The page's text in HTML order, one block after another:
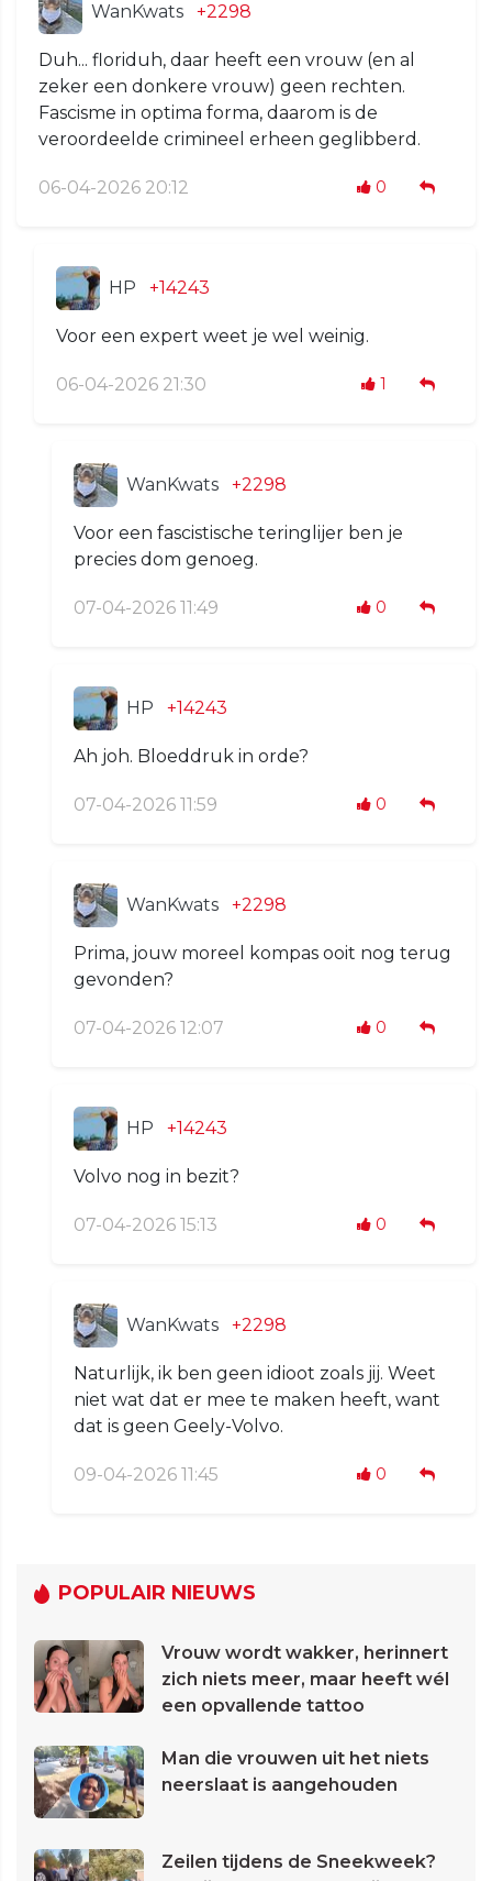
WanKwats +2298
Duh... floriduh, daar heeft een vrouw (en al
zeker een donkere vrouw) geen rechten.
Fascisme in optima forma, daarom is de
veroordeelde crimineel erheen geglibberd.
06-04-2026 20:12 0
HP +14243
Voor een expert weet je wel weinig.
06-04-2026 21:30 1
WanKwats +2298
Voor een fascistische teringlijer ben je
precies dom genoeg.
07-04-2026 11:49 0
HP +14243
Ah joh. Bloeddruk in orde?
07-04-2026 11:59 0
WanKwats +2298
Prima, jouw moreel kompas ooit nog terug
gevonden?
07-04-2026 12:07 0
HP +14243
Volvo nog in bezit?
07-04-2026 15:13 0
WanKwats +2298
Naturlijk, ik ben geen idioot zoals jij. Weet
niet wat dat er mee te maken heeft, want
dat is geen Geely-Volvo.
09-04-2026 11:45 0
POPULAIR NIEUWS
Vrouw wordt wakker, herinnert
zich niets meer, maar heeft wél
een opvallende tattoo
Man die vrouwen uit het niets
neerslaat is aangehouden
Zeilen tijdens de Sneekweek?